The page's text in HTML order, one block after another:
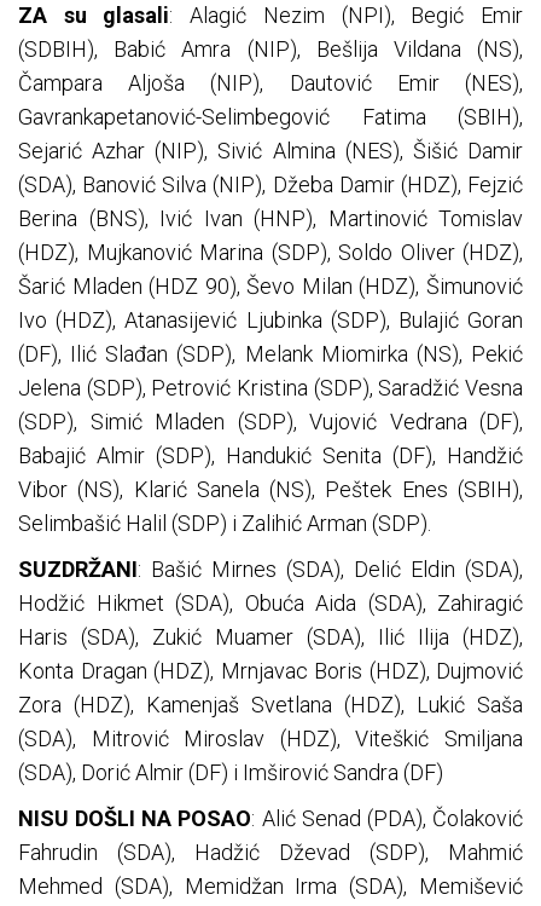
ZA su glasali: Alagić Nezim (NPI), Begić Emir
(SDBIH), Babić Amra (NIP), Bešlija Vildana (NS),
Čampara Aljoša (NIP), Dautović Emir (NES),
Gavrankapetanović-Selimbegović Fatima (SBIH),
Sejarić Azhar (NIP), Sivić Almina (NES), Šišić Damir
(SDA), Banović Silva (NIP), Džeba Damir (HDZ), Fejzić
Berina (BNS), Ivić Ivan (HNP), Martinović Tomislav
(HDZ), Mujkanović Marina (SDP), Soldo Oliver (HDZ),
Šarić Mladen (HDZ 90), Ševo Milan (HDZ), Šimunović
Ivo (HDZ), Atanasijević Ljubinka (SDP), Bulajić Goran
(DF), Ilić Slađan (SDP), Melank Miomirka (NS), Pekić
Jelena (SDP), Petrović Kristina (SDP), Saradžić Vesna
(SDP), Simić Mladen (SDP), Vujović Vedrana (DF),
Babajić Almir (SDP), Handukić Senita (DF), Handžić
Vibor (NS), Klarić Sanela (NS), Peštek Enes (SBIH),
Selimbašić Halil (SDP) i Zalihić Arman (SDP).
SUZDRŽANI: Bašić Mirnes (SDA), Delić Eldin (SDA),
Hodžić Hikmet (SDA), Obuća Aida (SDA), Zahiragić
Haris (SDA), Zukić Muamer (SDA), Ilić Ilija (HDZ),
Konta Dragan (HDZ), Mrnjavac Boris (HDZ), Dujmović
Zora (HDZ), Kamenjaš Svetlana (HDZ), Lukić Saša
(SDA), Mitrović Miroslav (HDZ), Viteškić Smiljana
(SDA), Dorić Almir (DF) i Imširović Sandra (DF)
NISU DOŠLI NA POSAO: Alić Senad (PDA), Čolaković
Fahrudin (SDA), Hadžić Dževad (SDP), Mahmić
Mehmed (SDA), Memidžan Irma (SDA), Memišević